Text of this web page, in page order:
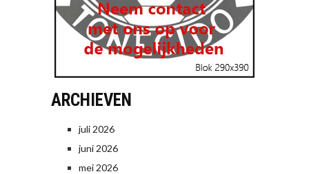
ARCHIEVEN
juli 2026
juni 2026
mei 2026